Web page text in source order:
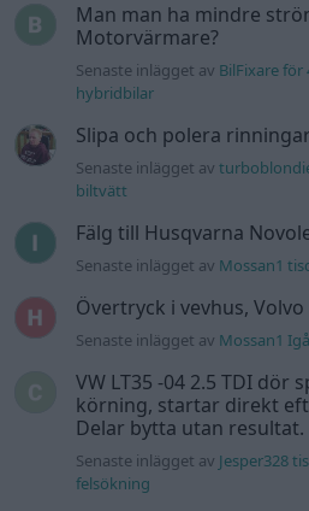
Man man ha mindre
Motorvärmare?
Senaste inlägget av BilFixare
hybridbilar
Slipa och polera rinningar
Senaste inlägget av
biltvätt
Fälg till Husqvarna
Senaste inlägget av Mossan1
Övertryck i vevhus,
Senaste inlägget av Mossan1
VW LT35 -04 2.5 TDI dör
körning, startar direkt
Delar bytta utan resultat.
Senaste inlägget av Jesper328
felsökning